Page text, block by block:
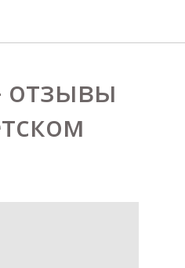
отзывы